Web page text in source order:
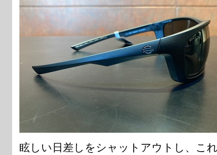
眩しい日差しをシャットアウトし、こ